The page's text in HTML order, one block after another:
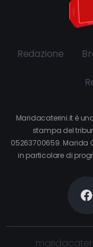
Redazione
Maridacaterini.it è
stampa del
05263700659. Marida
in particolare di